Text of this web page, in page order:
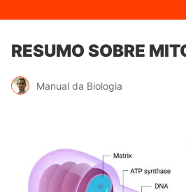
RESUMO SOBRE
Manual da Biologia